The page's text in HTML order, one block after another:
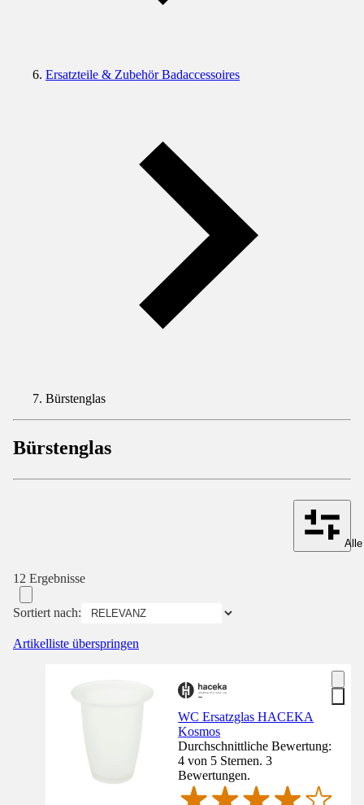
Ersatzteile & Zubehör Badaccessoires
Bürstenglas
Bürstenglas
12 Ergebnisse
Sortiert nach:
Artikelliste überspringen
WC Ersatzglas HACEKA
Kosmos
Durchschnittliche Bewertung:
4 von 5 Sternen. 3
Bewertungen.